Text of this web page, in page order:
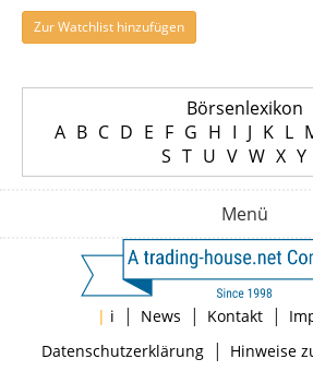
Zur Watchlist hinzufügen
Börsenlexikon
A B C D E F G H I J K L
S T U V W X Y
Menü
| i | News | Kontakt |
Datenschutzerklärung| Hinweise